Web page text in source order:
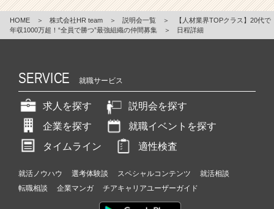
HOME ＞ 株式会社HR team ＞ 説明会一覧 ＞
【人材業界TOPクラス】20代で
年収1000万超！“全員で勝つ”最強組織の仲間募集
＞ 日程詳細
SERVICE 就職サービス
求人を探す
説明会を探す
企業を探す
就職イベントを探す
タイムライン
適性検査
就活ノウハウ 選考体験談 スペシャルコンテンツ
就活相談
転職相談
企業マンガ チアキャリアユーザーガイド